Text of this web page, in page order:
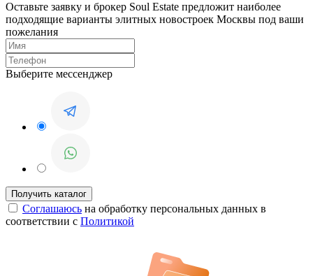
Оставьте заявку и брокер Soul Estate предложит наиболее
подходящие варианты элитных новостроек Москвы под ваши
пожелания
Выберите мессенджер
Соглашаюсь на обработку персональных данных в
соответствии с Политикой